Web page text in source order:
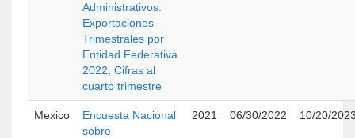
Administrativos.
Exportaciones
Trimestrales por
Entidad Federativa
2022, Cifras al
cuarto trimestre
Mexico
Encuesta Nacional
sobre
2021 06/30/2022 10/20/